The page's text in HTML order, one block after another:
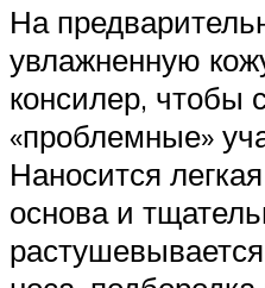
На
увлажненную
консилер, чтобы
«проблемные»
Наносится
основа и